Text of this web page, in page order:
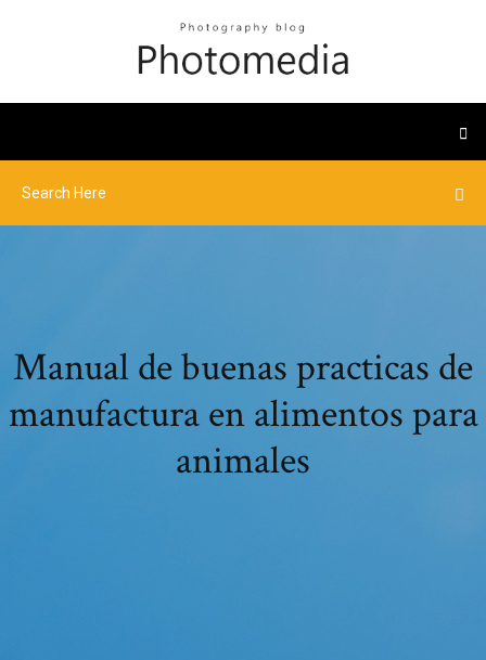
Manual de buenas practicas de
manufactura en alimentos para
animales